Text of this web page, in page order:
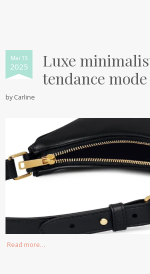
Mai 15
2025
Luxe
tendance
byCarline
Read more…